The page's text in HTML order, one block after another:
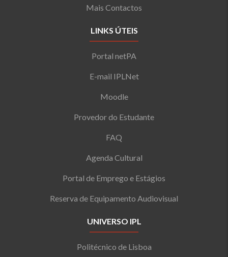
Mais Contactos
LINKS ÚTEIS
Portal netPA
E-mail IPLNet
Moodle
Provedor do Estudante
FAQ
Agenda Cultural
Portal de Emprego e Estágios
Reserva de Equipamento Audiovisual
UNIVERSO IPL
Politécnico de Lisboa